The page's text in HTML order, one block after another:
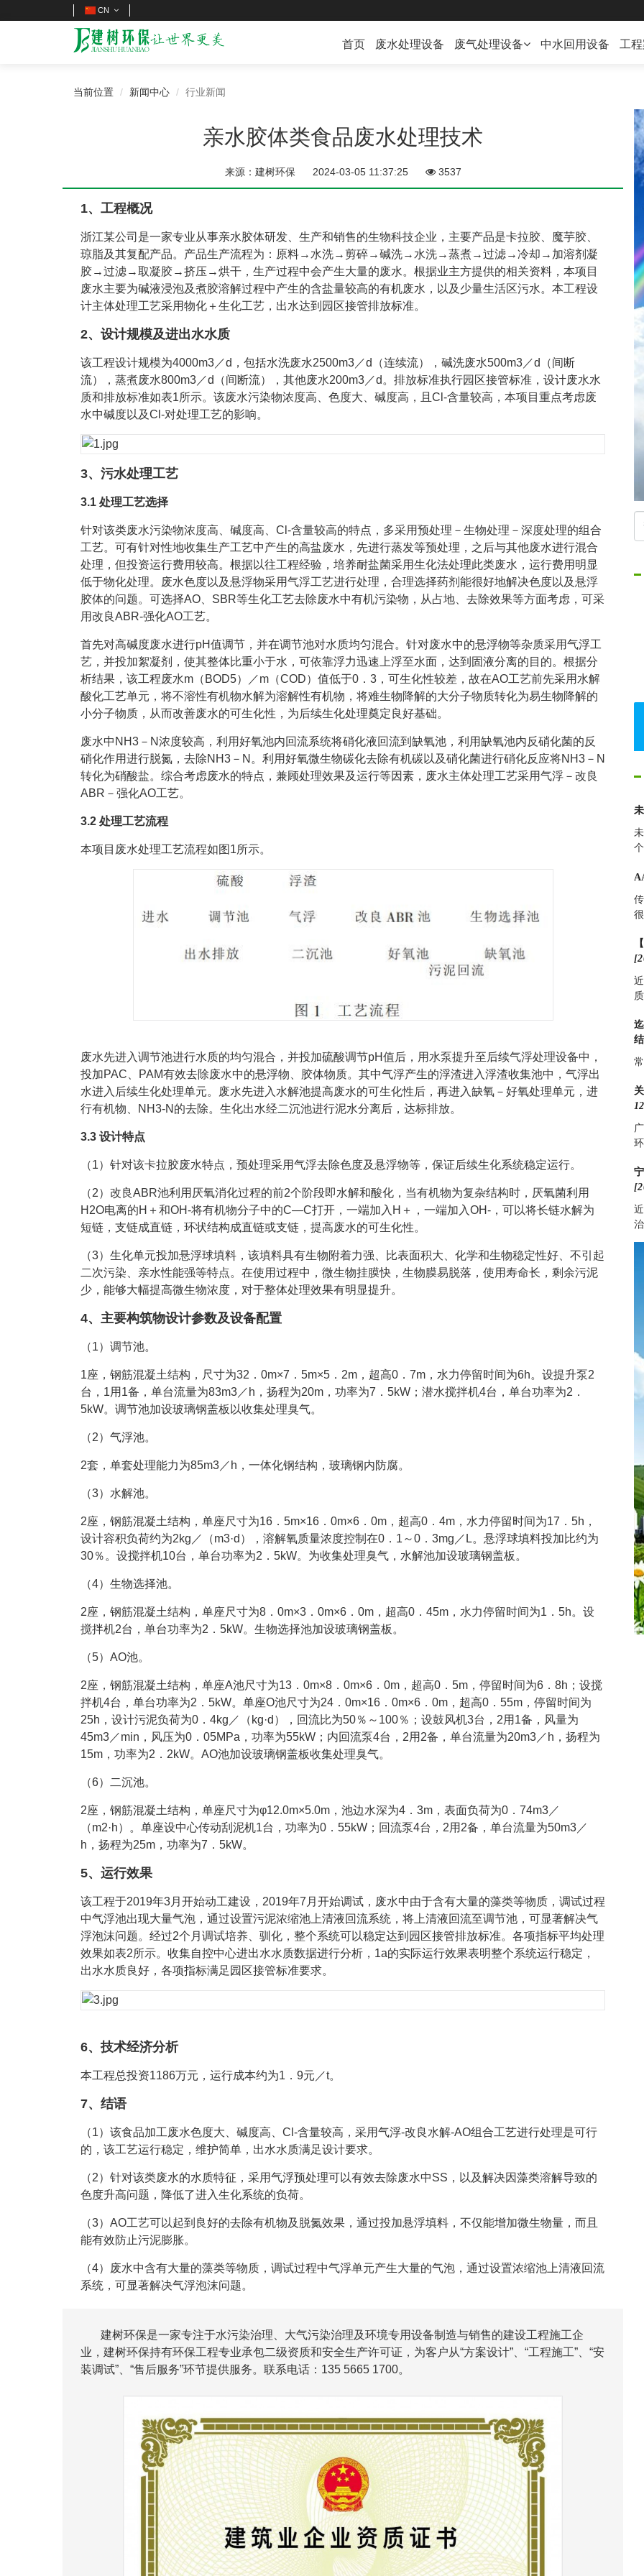
CN
首页 废水处理设备 废气处理设备 中水回用设备 工
当前位置 新闻中心 行业新闻
亲水胶体类食品废水处理技术
来源：建树环保 2024-03-05 11:37:25 3537
1、工程概况
浙江某公司是一家专业从事亲水胶体研发、生产和销售的生物科技企业，主要产品是卡拉胶、魔芋胶、
琼脂及其复配产品。产品生产流程为：原料→水洗→剪碎→碱洗→水洗→蒸煮→过滤→冷却→加溶剂凝
胶→过滤→取凝胶→挤压→烘干，生产过程中会产生大量的废水。根据业主方提供的相关资料，本项目
废水主要为碱液浸泡及煮胶溶解过程中产生的含盐量较高的有机废水，以及少量生活区污水。本工程设
计主体处理工艺采用物化＋生化工艺，出水达到园区接管排放标准。
2、设计规模及进出水水质
该工程设计规模为4000m3／d，包括水洗废水2500m3／d（连续流），碱洗废水500m3／d（间断
流），蒸煮废水800m3／d（间断流），其他废水200m3／d。排放标准执行园区接管标准，设计废水水
质和排放标准如表1所示。该废水污染物浓度高、色度大、碱度高，且Cl-含量较高，本项目重点考虑废
水中碱度以及Cl-对处理工艺的影响。
3、污水处理工艺
3.1 处理工艺选择
针对该类废水污染物浓度高、碱度高、Cl-含量较高的特点，多采用预处理－生物处理－深度处理的组合
工艺。可有针对性地收集生产工艺中产生的高盐废水，先进行蒸发等预处理，之后与其他废水进行混合
处理，但投资运行费用较高。根据以往工程经验，培养耐盐菌采用生化法处理此类废水，运行费用明显
低于物化处理。废水色度以及悬浮物采用气浮工艺进行处理，合理选择药剂能很好地解决色度以及悬浮
胶体的问题。可选择AO、SBR等生化工艺去除废水中有机污染物，从占地、去除效果等方面考虑，可采
用改良ABR-强化AO工艺。
首先对高碱度废水进行pH值调节，并在调节池对水质均匀混合。针对废水中的悬浮物等杂质采用气浮工
艺，并投加絮凝剂，使其整体比重小于水，可依靠浮力迅速上浮至水面，达到固液分离的目的。根据分
析结果，该工程废水m（BOD5）／m（COD）值低于0．3，可生化性较差，故在AO工艺前先采用水解
酸化工艺单元，将不溶性有机物水解为溶解性有机物，将难生物降解的大分子物质转化为易生物降解的
小分子物质，从而改善废水的可生化性，为后续生化处理奠定良好基础。
废水中NH3－N浓度较高，利用好氧池内回流系统将硝化液回流到缺氧池，利用缺氧池内反硝化菌的反
硝化作用进行脱氮，去除NH3－N。利用好氧微生物碳化去除有机碳以及硝化菌进行硝化反应将NH3－N
转化为硝酸盐。综合考虑废水的特点，兼顾处理效果及运行等因素，废水主体处理工艺采用气浮－改良
ABR－强化AO工艺。
3.2 处理工艺流程
本项目废水处理工艺流程如图1所示。
废水先进入调节池进行水质的均匀混合，并投加硫酸调节pH值后，用水泵提升至后续气浮处理设备中，
投加PAC、PAM有效去除废水中的悬浮物、胶体物质。其中气浮产生的浮渣进入浮渣收集池中，气浮出
水进入后续生化处理单元。废水先进入水解池提高废水的可生化性后，再进入缺氧－好氧处理单元，进
行有机物、NH3-N的去除。生化出水经二沉池进行泥水分离后，达标排放。
3.3 设计特点
（1）针对该卡拉胶废水特点，预处理采用气浮去除色度及悬浮物等，保证后续生化系统稳定运行。
（2）改良ABR池利用厌氧消化过程的前2个阶段即水解和酸化，当有机物为复杂结构时，厌氧菌利用
H2O电离的H＋和OH-将有机物分子中的C—C打开，一端加入H＋，一端加入OH-，可以将长链水解为
短链，支链成直链，环状结构成直链或支链，提高废水的可生化性。
（3）生化单元投加悬浮球填料，该填料具有生物附着力强、比表面积大、化学和生物稳定性好、不引起
二次污染、亲水性能强等特点。在使用过程中，微生物挂膜快，生物膜易脱落，使用寿命长，剩余污泥
少，能够大幅提高微生物浓度，对于整体处理效果有明显提升。
4、主要构筑物设计参数及设备配置
（1）调节池。
1座，钢筋混凝土结构，尺寸为32．0m×7．5m×5．2m，超高0．7m，水力停留时间为6h。设提升泵2
台，1用1备，单台流量为83m3／h，扬程为20m，功率为7．5kW；潜水搅拌机4台，单台功率为2．
5kW。调节池加设玻璃钢盖板以收集处理臭气。
（2）气浮池。
2套，单套处理能力为85m3／h，一体化钢结构，玻璃钢内防腐。
（3）水解池。
2座，钢筋混凝土结构，单座尺寸为16．5m×16．0m×6．0m，超高0．4m，水力停留时间为17．5h，
设计容积负荷约为2kg／（m3·d），溶解氧质量浓度控制在0．1～0．3mg／L。悬浮球填料投加比约为
30％。设搅拌机10台，单台功率为2．5kW。为收集处理臭气，水解池加设玻璃钢盖板。
（4）生物选择池。
2座，钢筋混凝土结构，单座尺寸为8．0m×3．0m×6．0m，超高0．45m，水力停留时间为1．5h。设
搅拌机2台，单台功率为2．5kW。生物选择池加设玻璃钢盖板。
（5）AO池。
2座，钢筋混凝土结构，单座A池尺寸为13．0m×8．0m×6．0m，超高0．5m，停留时间为6．8h；设搅
拌机4台，单台功率为2．5kW。单座O池尺寸为24．0m×16．0m×6．0m，超高0．55m，停留时间为
25h，设计污泥负荷为0．4kg／（kg·d），回流比为50％～100％；设鼓风机3台，2用1备，风量为
45m3／min，风压为0．05MPa，功率为55kW；内回流泵4台，2用2备，单台流量为20m3／h，扬程为
15m，功率为2．2kW。AO池加设玻璃钢盖板收集处理臭气。
（6）二沉池。
2座，钢筋混凝土结构，单座尺寸为φ12.0m×5.0m，池边水深为4．3m，表面负荷为0．74m3／
（m2·h）。单座设中心传动刮泥机1台，功率为0．55kW；回流泵4台，2用2备，单台流量为50m3／
h，扬程为25m，功率为7．5kW。
5、运行效果
该工程于2019年3月开始动工建设，2019年7月开始调试，废水中由于含有大量的藻类等物质，调试过程
中气浮池出现大量气泡，通过设置污泥浓缩池上清液回流系统，将上清液回流至调节池，可显著解决气
浮泡沫问题。经过2个月调试培养、驯化，整个系统可以稳定达到园区接管排放标准。各项指标平均处理
效果如表2所示。收集自控中心进出水水质数据进行分析，1a的实际运行效果表明整个系统运行稳定，
出水水质良好，各项指标满足园区接管标准要求。
6、技术经济分析
本工程总投资1186万元，运行成本约为1．9元／t。
7、结语
（1）该食品加工废水色度大、碱度高、Cl-含量较高，采用气浮-改良水解-AO组合工艺进行处理是可行
的，该工艺运行稳定，维护简单，出水水质满足设计要求。
（2）针对该类废水的水质特征，采用气浮预处理可以有效去除废水中SS，以及解决因藻类溶解导致的
色度升高问题，降低了进入生化系统的负荷。
（3）AO工艺可以起到良好的去除有机物及脱氮效果，通过投加悬浮填料，不仅能增加微生物量，而且
能有效防止污泥膨胀。
（4）废水中含有大量的藻类等物质，调试过程中气浮单元产生大量的气泡，通过设置浓缩池上清液回流
系统，可显著解决气浮泡沫问题。
建树环保是一家专注于水污染治理、大气污染治理及环境专用设备制造与销售的建设工程施工企
业，建树环保持有环保工程专业承包二级资质和安全生产许可证，为客户从“方案设计”、“工程施工”、“安
装调试”、“售后服务”环节提供服务。联系电话：135 5665 1700。